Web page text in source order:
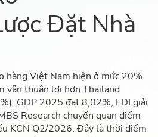
Đặt Nhà
hàng Việt Nam hiện ở mức 20%
vẫn thuận lợi hơn Thailand
GDP 2025 đạt 8,02%, FDI giải
Research chuyển quan điểm
KCN Q2/2026. Đây là thời điểm